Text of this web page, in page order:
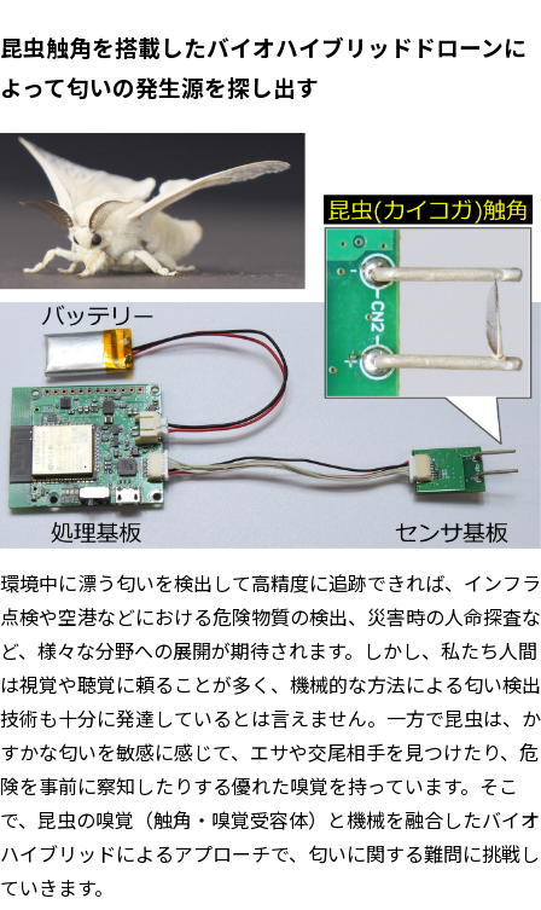
昆虫触角を搭載したバイオハイブリッドドローンに
よって匂いの発生源を探し出す
環境中に漂う匂いを検出して高精度に追跡できれば、インフラ
点検や空港などにおける危険物質の検出、災害時の人命探査な
ど、様々な分野への展開が期待されます。しかし、私たち人間
は視覚や聴覚に頼ることが多く、機械的な方法による匂い検出
技術も十分に発達しているとは言えません。一方で昆虫は、か
すかな匂いを敏感に感じて、エサや交尾相手を見つけたり、危
険を事前に察知したりする優れた嗅覚を持っています。そこ
で、昆虫の嗅覚（触角・嗅覚受容体）と機械を融合したバイオ
ハイブリッドによるアプローチで、匂いに関する難問に挑戦し
ていきます。